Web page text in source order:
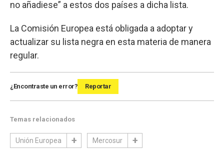
no añadiese” a estos dos países a dicha lista.
La Comisión Europea está obligada a adoptar y
actualizar su lista negra en esta materia de manera
regular.
¿Encontraste un error? Reportar
Temas relacionados
Unión Europea Mercosur